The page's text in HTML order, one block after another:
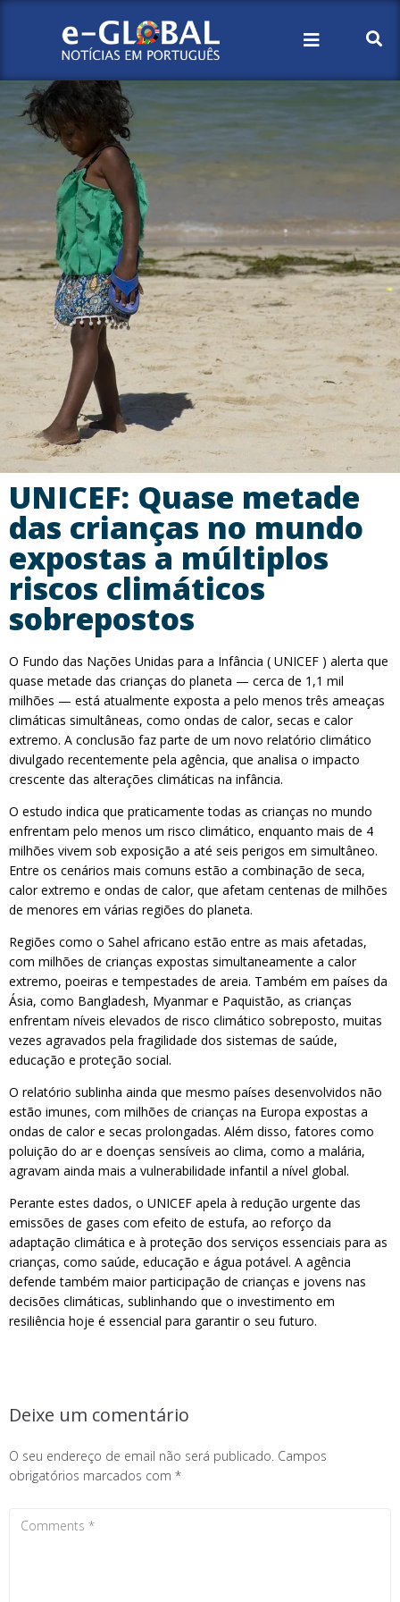
UNICEF: Quase metade
das crianças no mundo
expostas a múltiplos
riscos climáticos
sobrepostos
O Fundo das Nações Unidas para a Infância ( UNICEF ) alerta que
quase metade das crianças do planeta — cerca de 1,1 mil
milhões — está atualmente exposta a pelo menos três ameaças
climáticas simultâneas, como ondas de calor, secas e calor
extremo. A conclusão faz parte de um novo relatório climático
divulgado recentemente pela agência, que analisa o impacto
crescente das alterações climáticas na infância.
O estudo indica que praticamente todas as crianças no mundo
enfrentam pelo menos um risco climático, enquanto mais de 4
milhões vivem sob exposição a até seis perigos em simultâneo.
Entre os cenários mais comuns estão a combinação de seca,
calor extremo e ondas de calor, que afetam centenas de milhões
de menores em várias regiões do planeta.
Regiões como o Sahel africano estão entre as mais afetadas,
com milhões de crianças expostas simultaneamente a calor
extremo, poeiras e tempestades de areia. Também em países da
Ásia, como Bangladesh, Myanmar e Paquistão, as crianças
enfrentam níveis elevados de risco climático sobreposto, muitas
vezes agravados pela fragilidade dos sistemas de saúde,
educação e proteção social.
O relatório sublinha ainda que mesmo países desenvolvidos não
estão imunes, com milhões de crianças na Europa expostas a
ondas de calor e secas prolongadas. Além disso, fatores como
poluição do ar e doenças sensíveis ao clima, como a malária,
agravam ainda mais a vulnerabilidade infantil a nível global.
Perante estes dados, o UNICEF apela à redução urgente das
emissões de gases com efeito de estufa, ao reforço da
adaptação climática e à proteção dos serviços essenciais para as
crianças, como saúde, educação e água potável. A agência
defende também maior participação de crianças e jovens nas
decisões climáticas, sublinhando que o investimento em
resiliência hoje é essencial para garantir o seu futuro.
Deixe um comentário
O seu endereço de email não será publicado. Campos
obrigatórios marcados com *